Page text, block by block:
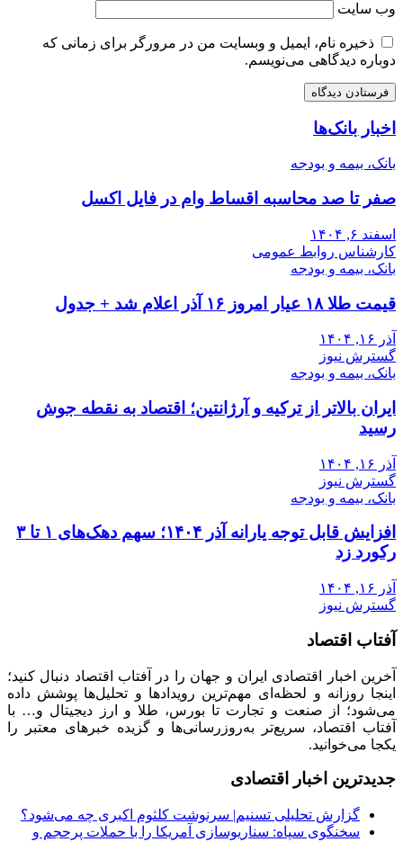
وب‌ سایت
ذخیره نام، ایمیل و وبسایت من در مرورگر برای زمانی که
دوباره دیدگاهی می‌نویسم.
اخبار بانک‌ها
بانک، بیمه و بودجه
صفر تا صد محاسبه اقساط وام در فایل اکسل
اسفند ۶, ۱۴۰۴
کارشناس روابط عمومی
بانک، بیمه و بودجه
قیمت طلا ۱۸ عیار امروز ۱۶ آذر اعلام شد + جدول
آذر ۱۶, ۱۴۰۴
گسترش نیوز
بانک، بیمه و بودجه
ایران بالاتر از ترکیه و آرژانتین؛ اقتصاد به نقطه جوش
رسید
آذر ۱۶, ۱۴۰۴
گسترش نیوز
بانک، بیمه و بودجه
افزایش قابل توجه یارانه آذر ۱۴۰۴؛ سهم دهک‌های ۱ تا ۳
رکورد زد
آذر ۱۶, ۱۴۰۴
گسترش نیوز
آفتاب اقتصاد
آخرین اخبار اقتصادی ایران و جهان را در آفتاب اقتصاد دنبال کنید؛
اینجا روزانه و لحظه‌ای مهم‌ترین رویدادها و تحلیل‌ها پوشش داده
می‌شود؛ از صنعت و تجارت تا بورس، طلا و ارز دیجیتال و… با
آفتاب اقتصاد، سریع‌تر به‌روزرسانی‌ها و گزیده خبرهای معتبر را
یکجا می‌خوانید.
جدیدترین اخبار اقتصادی
گزارش تحلیلی تسنیم| سرنوشت کلثوم اکبری چه می‌شود؟
سخنگوی سپاه: سناریوسازی آمریکا را با حملات پرحجم‌‌ و